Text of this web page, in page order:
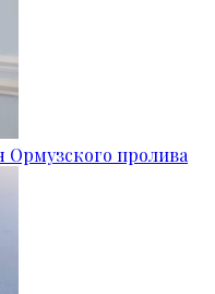
Ормузского пролива